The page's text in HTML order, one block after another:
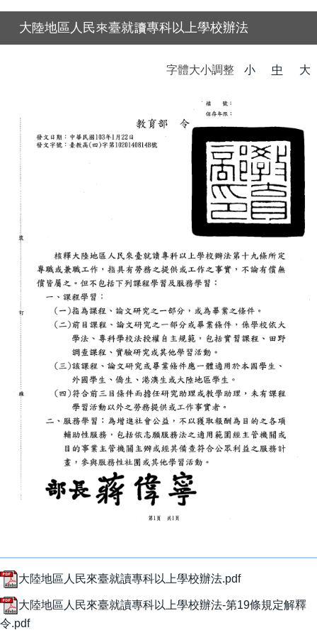
大陸地區人民來臺就讀專科以上學校辦法
字體大小調整 小 中 大
大陸地區人民來臺就讀專科以上學校辦法.pdf
大陸地區人民來臺就讀專科以上學校辦法-第19條規定解釋
令.pdf